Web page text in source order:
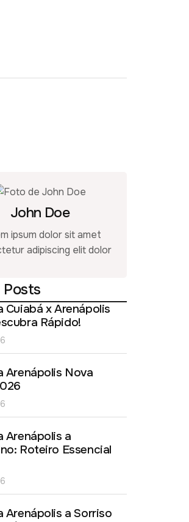
John Doe
ipsum dolor sit amet
adipiscing elit dolor
Posts
Cuiabá x Arenápolis
Rápido!
Arenápolis Nova
Arenápolis a
Roteiro Essencial
Arenápolis a Sorriso